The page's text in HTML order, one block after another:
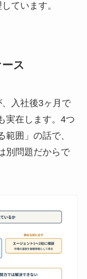
ています。
ス
入社後3ヶ月で
実在します。4つ
囲」の話で、
別問題だからで